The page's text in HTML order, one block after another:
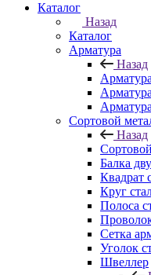
Каталог
Назад
Каталог
Арматура
Назад
Арматура
Сортовой
Назад
Балка
Квадрат
Круг
Полоса
Сетка
Уголок
Швеллер